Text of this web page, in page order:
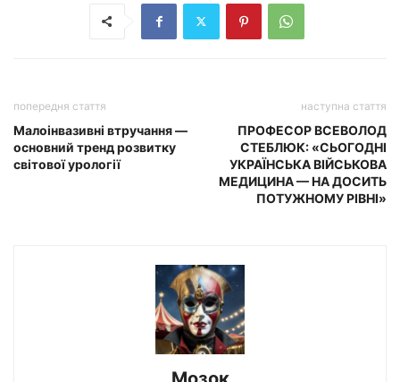
попередня стаття
Малоінвазивні втручання —
основний тренд розвитку
світової урології
наступна стаття
ПРОФЕСОР ВСЕВОЛОД
СТЕБЛЮК: «СЬОГОДНІ
УКРАЇНСЬКА ВІЙСЬКОВА
МЕДИЦИНА — НА ДОСИТЬ
ПОТУЖНОМУ РІВНІ»